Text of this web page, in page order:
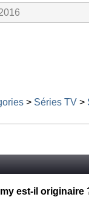
> Séries TV >
est-il originaire